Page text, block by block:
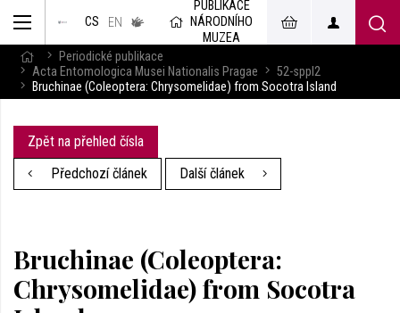
CS EN
v českém
jazyce
PUBLIKACE
NÁRODNÍHO
MUZEA
Periodické publikace
Acta Entomologica Musei Nationalis Pragae
52-sppl2
Bruchinae (Coleoptera: Chrysomelidae) from Socotra Island
Zpět na přehled čísla
Předchozí článek
Další článek
Bruchinae (Coleoptera:
Chrysomelidae) from Socotra